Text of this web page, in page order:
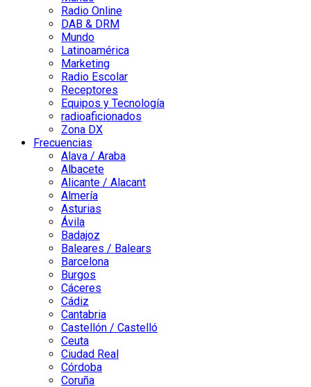
Radio Online
DAB & DRM
Mundo
Latinoamérica
Marketing
Radio Escolar
Receptores
Equipos y Tecnología
radioaficionados
Zona DX
Frecuencias
Alava / Araba
Albacete
Alicante / Alacant
Almería
Asturias
Ávila
Badajoz
Baleares / Balears
Barcelona
Burgos
Cáceres
Cádiz
Cantabria
Castellón / Castelló
Ceuta
Ciudad Real
Córdoba
Coruña